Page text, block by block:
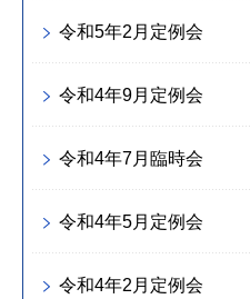
令和5年2月定例会
令和4年9月定例会
令和4年7月臨時会
令和4年5月定例会
令和4年2月定例会